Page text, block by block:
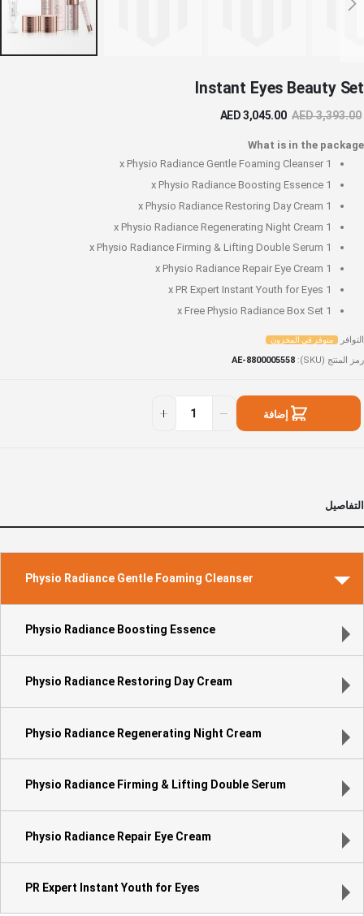
إلى
معرض
الصور
Instant Eyes Beauty Set
AED 3,393.00
AED 3,045.00
What is in the package
1 x
Physio Radiance Gentle Foaming Cleanser
1 x
Physio Radiance Boosting Essence
1 x
Physio Radiance Restoring Day Cream
1 x
Physio Radiance Regenerating Night Cream
1 x
Physio Radiance Firming & Lifting Double Serum
1 x
Physio Radiance Repair Eye Cream
1 x
PR Expert Instant Youth for Eyes
1 x
Free Physio Radiance Box Set
التوافر متوفر في المخزون
رمز المنتج (SKU) AE-8800005558
Eyes
Beauty
في
المخزون
إضافة
التفاصيل
Physio Radiance Gentle Foaming Cleanser
Physio Radiance Boosting Essence
Physio Radiance Restoring Day Cream
Physio Radiance Regenerating Night Cream
Physio Radiance Firming & Lifting Double Serum
Physio Radiance Repair Eye Cream
PR Expert Instant Youth for Eyes